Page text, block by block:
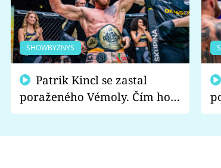
SHOWBYZNYS
poraženého Vémoly. Čím ho
fanoušci naštvali?